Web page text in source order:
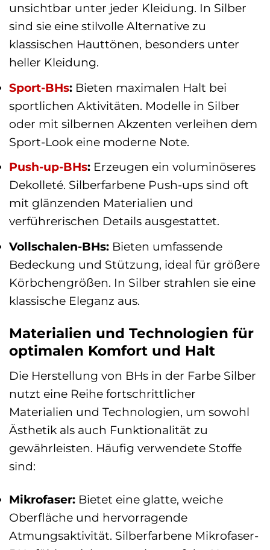
unsichtbar unter jeder Kleidung. In Silber
sind sie eine stilvolle Alternative zu
klassischen Hauttönen, besonders unter
heller Kleidung.
Sport-BHs: Bieten maximalen Halt bei
sportlichen Aktivitäten. Modelle in Silber
oder mit silbernen Akzenten verleihen dem
Sport-Look eine moderne Note.
Push-up-BHs: Erzeugen ein voluminöseres
Dekolleté. Silberfarbene Push-ups sind oft
mit glänzenden Materialien und
verführerischen Details ausgestattet.
Vollschalen-BHs: Bieten umfassende
Bedeckung und Stützung, ideal für größere
Körbchengrößen. In Silber strahlen sie eine
klassische Eleganz aus.
Materialien und Technologien für
optimalen Komfort und Halt
Die Herstellung von BHs in der Farbe Silber
nutzt eine Reihe fortschrittlicher
Materialien und Technologien, um sowohl
Ästhetik als auch Funktionalität zu
gewährleisten. Häufig verwendete Stoffe
sind:
Mikrofaser: Bietet eine glatte, weiche
Oberfläche und hervorragende
Atmungsaktivität. Silberfarbene Mikrofaser-